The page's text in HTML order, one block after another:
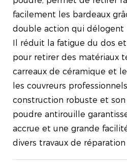
facilement les bardeaux
double action qui délogent
Il réduit la fatigue du dos
pour retirer des matériaux
carreaux de céramique et
les couvreurs
construction robuste et
poudre antirouille
accrue et une grande
divers travaux de